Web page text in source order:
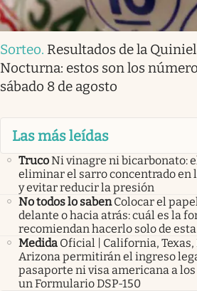
Sorteo. Resultados de la
Nocturna: estos son los
sábado 8 de agosto
Las más leídas
TrucoNi vinagre ni bicarbonato:
eliminar el sarro concentrado en
y evitar reducir la presión
No todos lo saben Colocar el
delante o hacia atrás: cuál es la
recomiendan hacerlo solo de
Medida Oficial | California, Texas,
Arizona permitirán el ingreso
pasaporte ni visa americana a
un Formulario DSP-150